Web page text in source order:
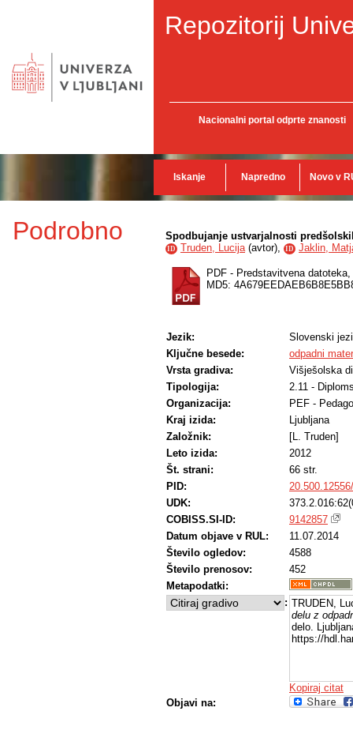
Repozitorij
Nacionalni portal odprte znanosti
Iskanje Napredno Novo v
Podrobno Spodbujanje ustvarjalnosti
ID Truden, Lucija(avtor), ID Jaklin,
PDF - Predstavitvena datoteka,
MD5:
Jezik:
Slovenski
Ključne besede:
odpadni
Vrsta gradiva:
Višješolska
Tipologija:
2.11 -
Organizacija:
PEF -
Kraj izida:
Ljubljana
Založnik:
[L. Truden]
Leto izida:
2012
Št. strani:
66 str.
PID:
UDK:
COBISS.SI-ID:
9142857
Datum objave v RUL:
11.07.2014
Število ogledov:
4588
Število prenosov:
452
Metapodatki:
: TRUDEN,
delu z
delo.
https://
Kopiraj citat
Objavi na: